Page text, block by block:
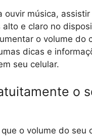
música,
e claro no
o volume do
dicas e
seu celular.
o
o volume do seu